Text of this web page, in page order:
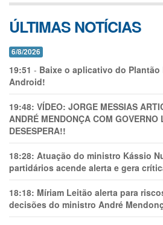
ÚLTIMAS NOTÍCIAS
6/8/2026
19:51 - Baixe o aplicativo do Plantão
Android!
19:48: VÍDEO: JORGE MESSIAS
ANDRÉ MENDONÇA COM
DESESPERA!!
18:28: Atuação do ministro Kássio
partidários acende alerta e gera
18:18: Míriam Leitão alerta para
decisões do ministro André